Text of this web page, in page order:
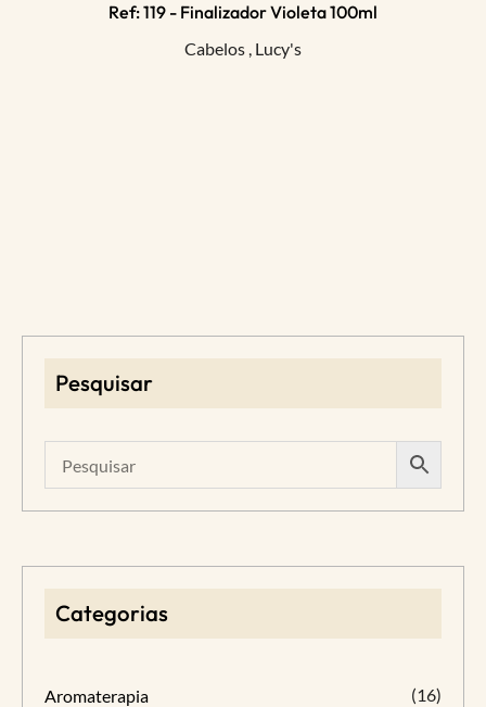
Ref: 119 - Finalizador Violeta 100ml
Cabelos , Lucy's
Pesquisar
Categorias
Aromaterapia (16)